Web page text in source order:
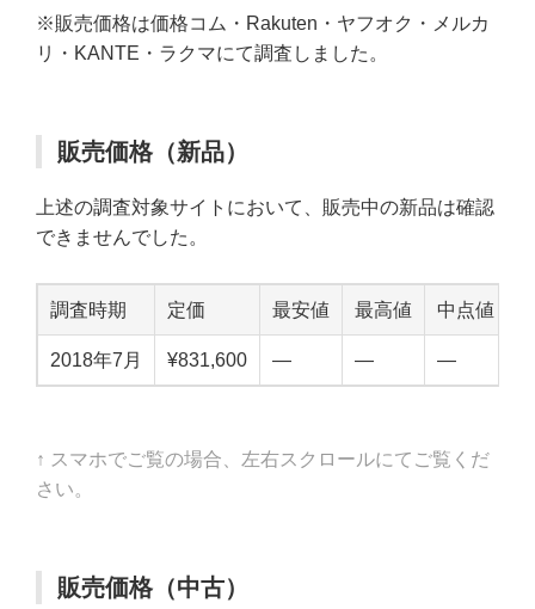
※販売価格は価格コム・Rakuten・ヤフオク・メルカ
リ・KANTE・ラクマにて調査しました。
販売価格（新品）
上述の調査対象サイトにおいて、販売中の新品は確認
できませんでした。
調査時期 定価 最安値 最高値 中点値
2018年7月 ¥831,600 — — —
↑ スマホでご覧の場合、左右スクロールにてご覧くだ
さい。
販売価格（中古）